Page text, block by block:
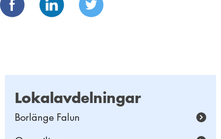
Lokalavdelningar
Borlänge Falun